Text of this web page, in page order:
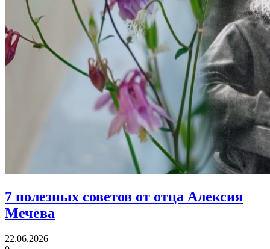
7 полезных советов от отца Алексия
Мечева
22.06.2026